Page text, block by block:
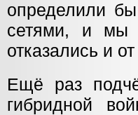
определили
сетями, и мы
отказались и
Ещё раз
гибридной